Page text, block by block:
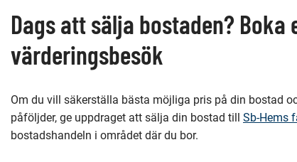
Dags att sälja bostaden?
värderingsbesök
Om du vill säkerställa bästa möjliga pris på din bostad
påföljder, ge uppdraget att sälja din bostad till Sb-Hems
bostadshandeln i området där du bor.